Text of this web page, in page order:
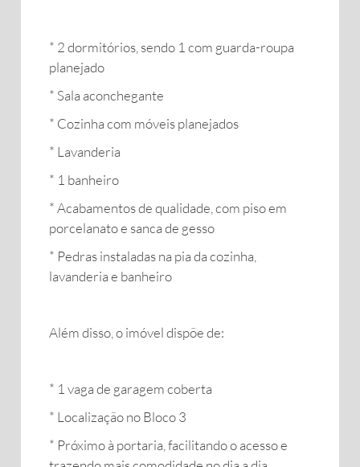
* 2 dormitórios, sendo 1 com guarda-roupa
planejado
* Sala aconchegante
* Cozinha com móveis planejados
* Lavanderia
* 1 banheiro
* Acabamentos de qualidade, com piso em
porcelanato e sanca de gesso
* Pedras instaladas na pia da cozinha,
lavanderia e banheiro
Além disso, o imóvel dispõe de:
* 1 vaga de garagem coberta
* Localização no Bloco 3
* Próximo à portaria, facilitando o acesso e